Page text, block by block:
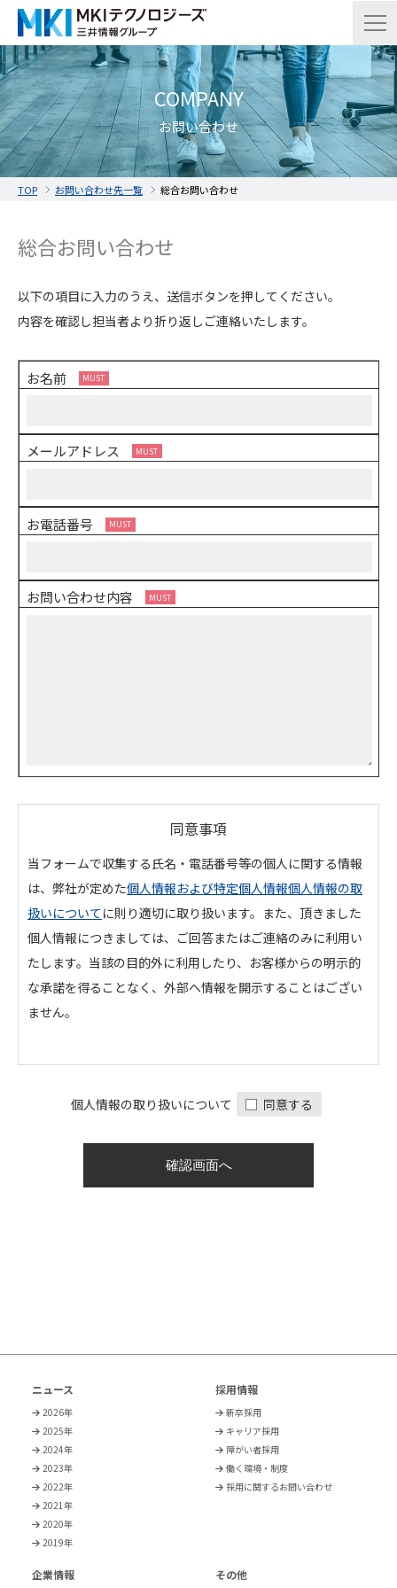
COMPANY
お問い合わせ
TOP お問い合わせ先一覧 総合お問い合わせ
総合お問い合わせ
以下の項目に入力のうえ、送信ボタンを押してください。
内容を確認し担当者より折り返しご連絡いたします。
お名前
メールアドレス
お電話番号
お問い合わせ内容
同意事項
当フォームで収集する氏名・電話番号等の個人に関する情報
は、弊社が定めた個人情報および特定個人情報個人情報の取
扱いについて に則り適切に取り扱います。また、頂きました
個人情報につきましては、ご回答またはご連絡のみに利用い
たします。当該の目的外に利用したり、お客様からの明示的
な承諾を得ることなく、外部へ情報を開示することはござい
ません。
個人情報の取り扱いについて 同意する
ニュース
2026年
2025年
2024年
2023年
2022年
2021年
2020年
2019年
採用情報
新卒採用
キャリア採用
障がい者採用
働く環境・制度
採用に関するお問い合わせ
企業情報 その他